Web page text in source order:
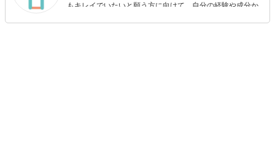
もキレイでいたいと願う方に向けて、自分の経験や成分か